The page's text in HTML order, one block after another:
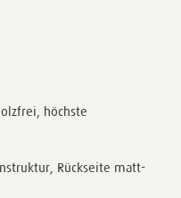
höchste
Rückseite matt-